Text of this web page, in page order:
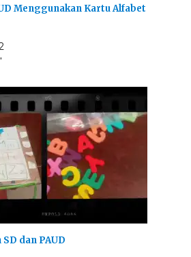
Menggunakan Kartu Alfabet
dan PAUD